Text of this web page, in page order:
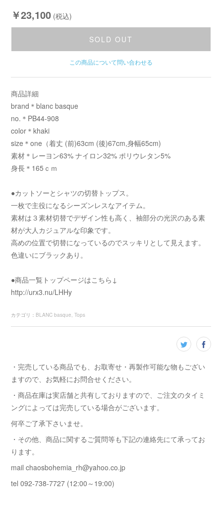
￥23,100 (税込)
SOLD OUT
この商品について問い合わせる
商品詳細
brand＊blanc basque
no.＊PB44-908
color＊khaki
size＊one（着丈 (前)63cm (後)67cm,身幅65cm)
素材＊レーヨン63% ナイロン32% ポリウレタン5%
身長＊165ｃｍ
●カットソーとシャツの切替トップス。
一枚で主役になるシーズンレスなアイテム。
素材は３素材切替でデザイン性も高く、袖部分の光沢のある素
材が大人カジュアルな印象です。
高めの位置で切替になっているのでスッキリとして見えます。
色違いにブラックあり。
●商品一覧トップページはこちら↓
http://urx3.nu/LHHy
カテゴリ ： BLANC basque Tops
・完売している商品でも、お取寄せ・再製作可能な物もござい
ますので、お気軽にお問合せください。
・商品在庫は実店舗と共有しておりますので、ご注文のタイミ
ングによっては完売している場合がございます。
何卒ご了承下さいませ。
・その他、商品に関するご質問等も下記の連絡先にて承ってお
ります。
mail chaosbohemia_rh@yahoo.co.jp
tel 092-738-7727 (12:00～19:00)